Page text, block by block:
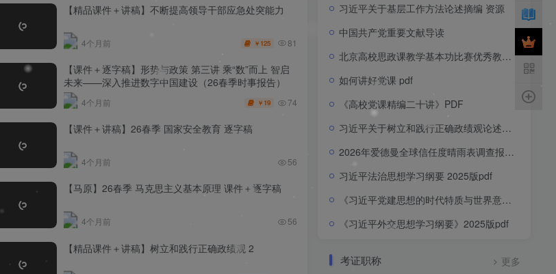
【精品课件＋讲稿】不断提高领导干部应急处突能力
4个月前 ￥ 125 81
【课件＋逐字稿】形势与政策 第三讲 乘“数”而上 智启
未来——深入推进数字中国建设（26春季时事报告）
4个月前 ￥ 19 74
【课件＋讲稿】26春季 国家安全教育 逐字稿
4个月前 56
【马原】26春季 马克思主义基本原理 课件＋逐字稿
4个月前 56
【精品课件＋讲稿】树立和践行正确政绩观 2
习近平关于基层工作方法论述摘编 资源
中国共产党重要文献导读
北京高校思政课教学基本功比赛优秀教学案例集pdf
如何讲好党课 pdf
《高校党课精编二十讲》PDF
习近平关于树立和践行正确政绩观论述摘编
2026年爱德曼全球信任度晴雨表调查报告2026 Edelman Trust Barometer_China Report
习近平法治思想学习纲要 2025版pdf
《习近平党建思想的时代特质与世界意义》智库报告
《习近平外交思想学习纲要》2025版pdf
考证职称 更多